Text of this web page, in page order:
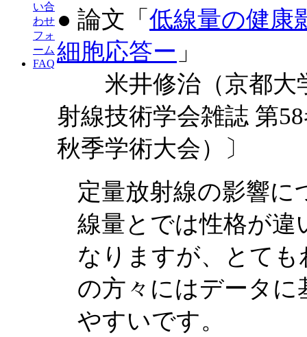
い合
わせ
フォ
ーム
FAQ
● 論文「 低線量の健康
細胞応答ー 」
米井修治（京都大
射線技術学会雑誌 第
秋季学術大会）〕
定量放射線の影響
線量とでは性格が違
なりますが、とて
の方々にはデータ
やすいです。